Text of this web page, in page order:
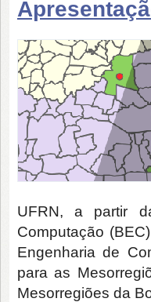
UFRN, a partir
Computação
Engenharia de
para as
Mesorregiões da